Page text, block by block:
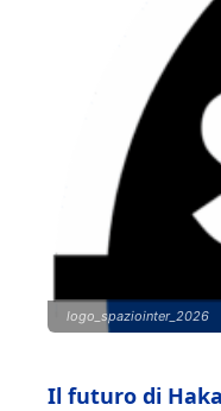
logo_spaziointer_2026
Il futuro di